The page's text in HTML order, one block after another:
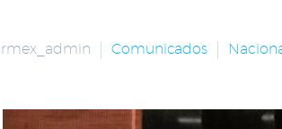
Comunicados